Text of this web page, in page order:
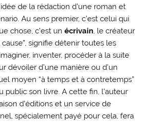
de la rédaction d’une roman et
Au sens premier, c’est celui qui
chose, c’est unécrivain, le créateur
signifie détenir toutes les
inventer, procéder à la suite
dévoiler d’une manière ou d’un
moyen “à temps et à contretemps”
public son livre. A cette fin, l’auteur
d’éditions et un service de
spécialement payé pour cela, fera